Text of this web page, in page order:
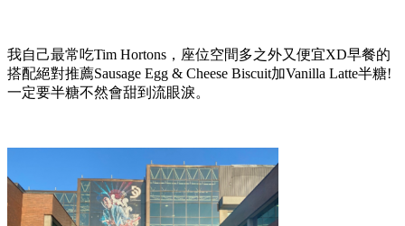
我自己最常吃Tim Hortons，座位空間多之外又便宜XD早餐的
搭配絕對推薦Sausage Egg & Cheese Biscuit加Vanilla Latte半糖!
一定要半糖不然會甜到流眼淚。